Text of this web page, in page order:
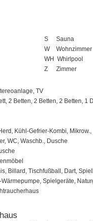
S
Sauna
W
Wohnzimmer
WH Whirlpool
Z
Zimmer
TV
2 Betten, 2 Betten, 2 Betten, 1
Kühl-Gefrier-Kombi, Mikrow.,
WC, Waschb., Dusche
Billard, Tischfußball, Dart,
Spielgeräte,